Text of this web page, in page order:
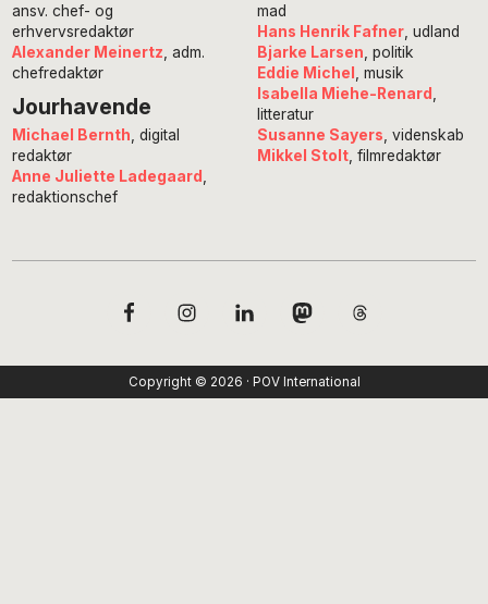
ansv. chef- og
erhvervsredaktør
Alexander Meinertz , adm.
chefredaktør
Jourhavende
Michael Bernth, digital
redaktør
Anne Juliette Ladegaard ,
redaktionschef
mad
Hans Henrik Fafner, udland
Bjarke Larsen , politik
Eddie Michel
, musik
Isabella Miehe-Renard
litteratur
Susanne Sayers , videnskab
Mikkel Stolt, filmredaktør
Copyright © 2026 · POV International